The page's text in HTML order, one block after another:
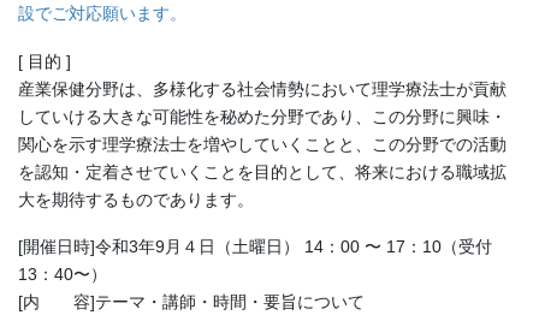
設でご対応願います。
[ 目的 ]
産業保健分野は、多様化する社会情勢において理学療法士が貢献
していける大きな可能性を秘めた分野であり、この分野に興味・
関心を示す理学療法士を増やしていくことと、この分野での活動
を認知・定着させていくことを目的として、将来における職域拡
大を期待するものであります。
[開催日時]令和3年9月４日（土曜日） 14：00 〜 17：10（受付
13：40〜）
[内 容]テーマ・講師・時間・要旨について